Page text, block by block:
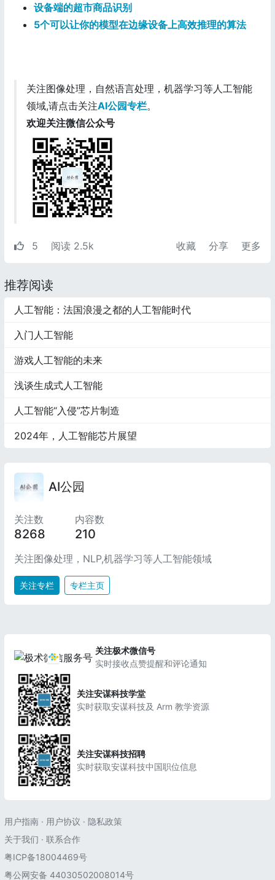
设备端的超市商品识别
5个可以让你的模型在边缘设备上高效推理的算法
关注图像处理，自然语言处理，机器学习等人工智能
领域,请点击关注AI公园专栏。
欢迎关注微信公众号
5 阅读 2.5k 收藏 分享 更多
推荐阅读
人工智能：法国浪漫之都的人工智能时代
入门人工智能
游戏人工智能的未来
浅谈生成式人工智能
人工智能“入侵”芯片制造
2024年，人工智能芯片展望
AI公园
关注数
8268
内容数
210
关注图像处理，NLP,机器学习等人工智能领域
关注专栏 专栏主页
关注极术微信号
实时接收点赞提醒和评论通知
关注安谋科技学堂
实时获取安谋科技及 Arm 教学资源
关注安谋科技招聘
实时获取安谋科技中国职位信息
用户指南 · 用户协议 · 隐私政策
关于我们 · 联系合作
粤ICP备18004469号
粤公网安备 44030502008014号